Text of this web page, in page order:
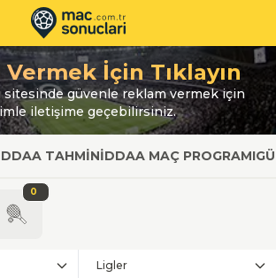
İçin Tıklayın
sitesinde güvenle reklam vermek için
iletişime geçebilirsiniz.
TAHMINİDDAA MAÇ PROGRAMI
0
Ligler